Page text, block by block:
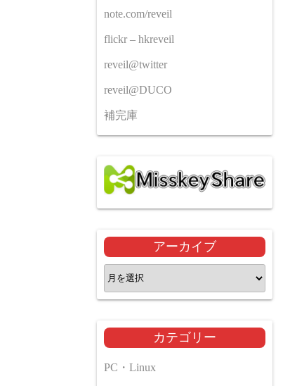
note.com/reveil
flickr – hkreveil
reveil@twitter
reveil@DUCO
補完庫
アーカイブ
ア
ー
イ
ブ
カテゴリー
PC・Linux